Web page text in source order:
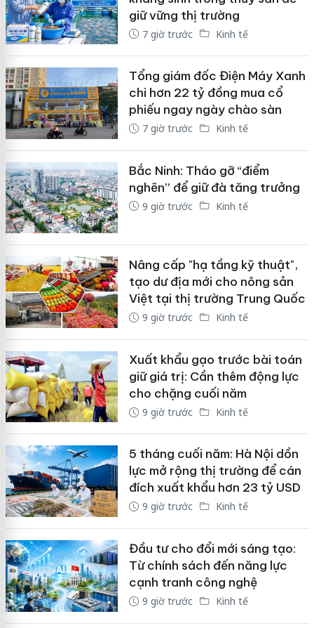
giữ vững thị trường
7 giờ trước Kinh tế
Tổng giám đốc Điện Máy Xanh
chi hơn 22 tỷ đồng mua cổ
phiếu ngay ngày chào sàn
7 giờ trước Kinh tế
Bắc Ninh: Tháo gỡ “điểm
nghẽn” để giữ đà tăng trưởng
9 giờ trước Kinh tế
Nâng cấp "hạ tầng kỹ thuật",
tạo dư địa mới cho nông sản
Việt tại thị trường Trung Quốc
9 giờ trước Kinh tế
Xuất khẩu gạo trước bài toán
giữ giá trị: Cần thêm động lực
cho chặng cuối năm
9 giờ trước Kinh tế
5 tháng cuối năm: Hà Nội dồn
lực mở rộng thị trường để cán
đích xuất khẩu hơn 23 tỷ USD
9 giờ trước Kinh tế
Đầu tư cho đổi mới sáng tạo:
Từ chính sách đến năng lực
cạnh tranh công nghệ
9 giờ trước Kinh tế